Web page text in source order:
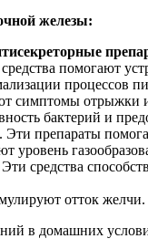
железы:
помогают
процессов
симптомы отрыжки
бактерий и
. Эти препараты
уровень
Эти средства
отток желчи.
в домашних